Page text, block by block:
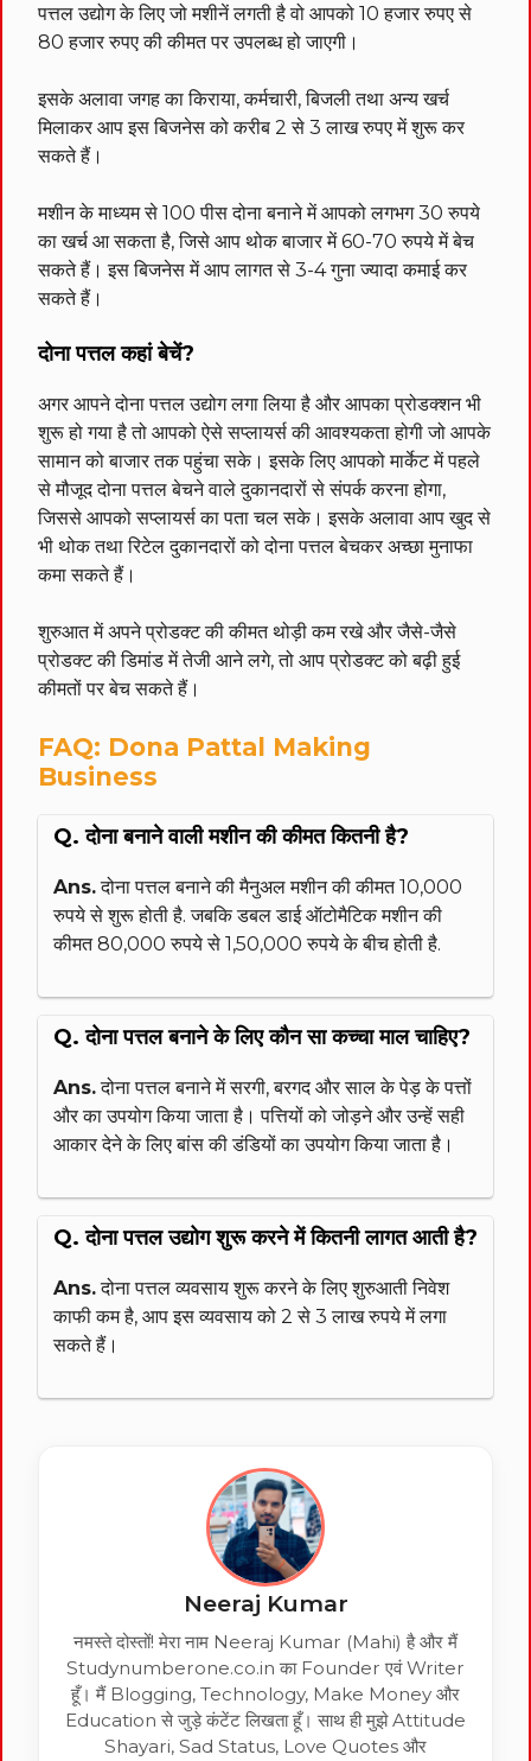
पत्तल उद्योग के लिए जो मशीनें लगती है वो आपको 10 हजार रुपए से
80 हजार रुपए की कीमत पर उपलब्ध हो जाएगी।
इसके अलावा जगह का किराया, कर्मचारी, बिजली तथा अन्य खर्च
मिलाकर आप इस बिजनेस को करीब 2 से 3 लाख रुपए में शुरू कर
सकते हैं।
मशीन के माध्यम से 100 पीस दोना बनाने में आपको लगभग 30 रुपये
का खर्च आ सकता है, जिसे आप थोक बाजार में 60-70 रुपये में बेच
सकते हैं। इस बिजनेस में आप लागत से 3-4 गुना ज्यादा कमाई कर
सकते हैं।
दोना पत्तल कहां बेचें?
अगर आपने दोना पत्तल उद्योग लगा लिया है और आपका प्रोडक्शन भी
शुरू हो गया है तो आपको ऐसे सप्लायर्स की आवश्यकता होगी जो आपके
सामान को बाजार तक पहुंचा सके। इसके लिए आपको मार्केट में पहले
से मौजूद दोना पत्तल बेचने वाले दुकानदारों से संपर्क करना होगा,
जिससे आपको सप्लायर्स का पता चल सके। इसके अलावा आप खुद से
भी थोक तथा रिटेल दुकानदारों को दोना पत्तल बेचकर अच्छा मुनाफा
कमा सकते हैं।
शुरुआत में अपने प्रोडक्ट की कीमत थोड़ी कम रखे और जैसे-जैसे
प्रोडक्ट की डिमांड में तेजी आने लगे, तो आप प्रोडक्ट को बढ़ी हुई
कीमतों पर बेच सकते हैं।
FAQ: Dona Pattal Making
Business
Q. दोना बनाने वाली मशीन की कीमत कितनी है?
Ans.दोना पत्तल बनाने की मैनुअल मशीन की कीमत 10,000
रुपये से शुरू होती है. जबकि डबल डाई ऑटोमैटिक मशीन की
कीमत 80,000 रुपये से 1,50,000 रुपये के बीच होती है.
Q. दोना पत्तल बनाने के लिए कौन सा कच्चा माल चाहिए?
Ans.दोना पत्तल बनाने में सरगी, बरगद और साल के पेड़ के पत्तों
और का उपयोग किया जाता है। पत्तियों को जोड़ने और उन्हें सही
आकार देने के लिए बांस की डंडियों का उपयोग किया जाता है।
Q. दोना पत्तल उद्योग शुरू करने में कितनी लागत आती है?
Ans.दोना पत्तल व्यवसाय शुरू करने के लिए शुरुआती निवेश
काफी कम है, आप इस व्यवसाय को 2 से 3 लाख रुपये में लगा
सकते हैं।
Neeraj Kumar
नमस्ते दोस्तों! मेरा नाम Neeraj Kumar (Mahi) है और मैं
Studynumberone.co.in का Founder एवं Writer
हूँ। मैं Blogging, Technology, Make Money और
Education से जुड़े कंटेंट लिखता हूँ। साथ ही मुझे Attitude
Shayari, Sad Status, Love Quotes और